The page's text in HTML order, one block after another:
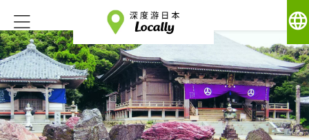
language